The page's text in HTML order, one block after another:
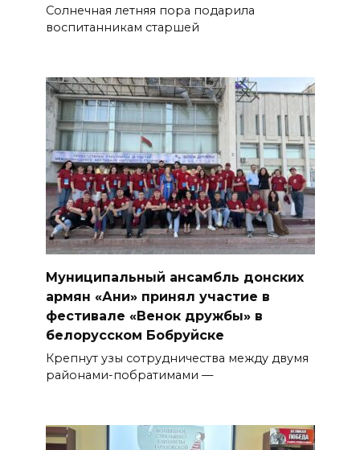
Солнечная летняя пора подарила
воспитанникам старшей
Муниципальный ансамбль дон­ских
армян «Ани» принял участие в
фестивале «Венок дружбы» в
белорусском Бобруйске
Крепнут узы сотрудничества между двумя
районами-побратима­ми —